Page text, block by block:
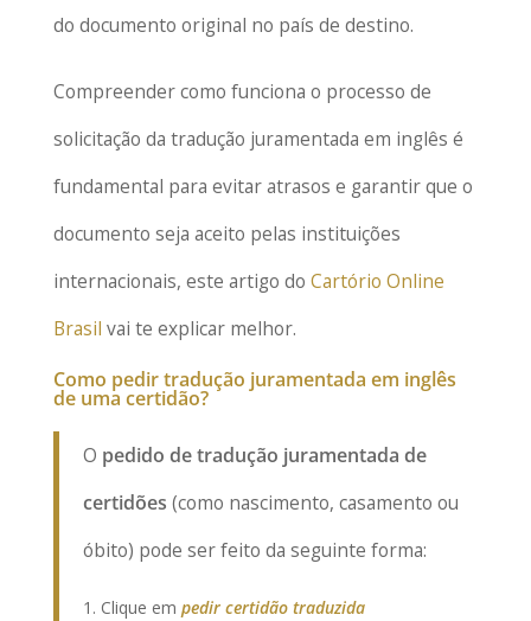
do documento original no país de destino.
Compreender como funciona o processo de
solicitação da tradução juramentada em inglês é
fundamental para evitar atrasos e garantir que o
documento seja aceito pelas instituições
internacionais, este artigo do Cartório Online
Brasil vai te explicar melhor.
Como pedir tradução juramentada em inglês
de uma certidão?
O pedido de tradução juramentada de
certidões (como nascimento, casamento ou
óbito) pode ser feito da seguinte forma:
Clique em pedir certidão traduzida